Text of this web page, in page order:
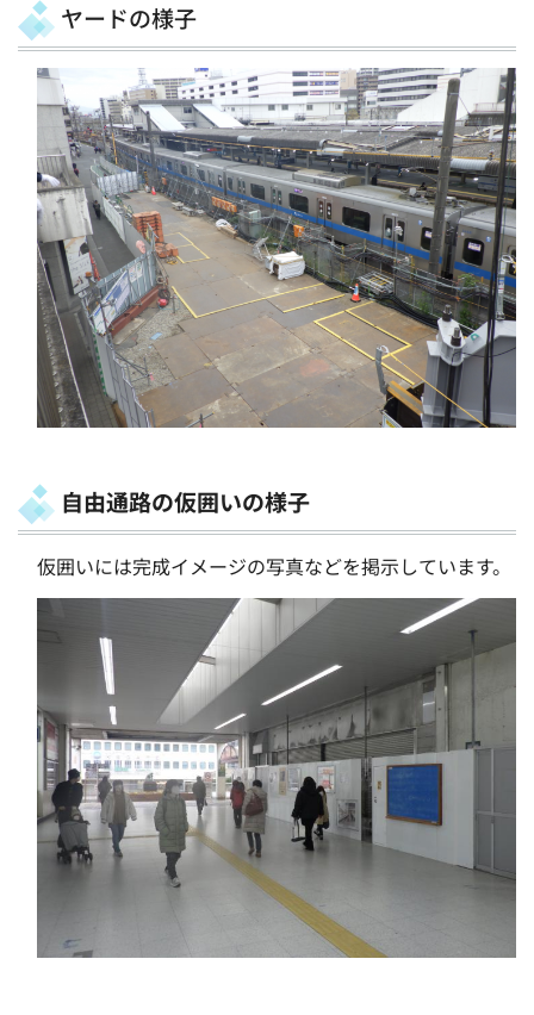
ヤードの様子
自由通路の仮囲いの様子
仮囲いには完成イメージの写真などを掲示しています。